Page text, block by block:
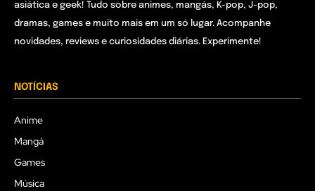
asiática e geek! Tudo sobre animes, mangás, K-pop, J-pop,
dramas, games e muito mais em um só lugar. Acompanhe
novidades, reviews e curiosidades diárias. Experimente!
NOTÍCIAS
Anime
Mangá
Games
Música